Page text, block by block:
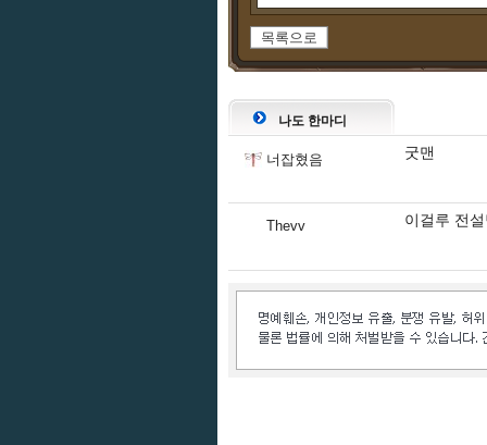
목록으로
나도 한마디
너잡혔음 굿맨
Thevv 이걸루 전